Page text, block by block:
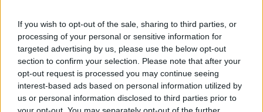
If you wish to opt-out of the sale, sharing to third parties, or
processing of your personal or sensitive information for
targeted advertising by us, please use the below opt-out
section to confirm your selection. Please note that after your
opt-out request is processed you may continue seeing
interest-based ads based on personal information utilized by
us or personal information disclosed to third parties prior to
your opt-out. You may separately opt-out of the further